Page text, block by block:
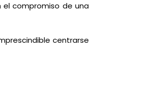
el compromiso de una
centrarse